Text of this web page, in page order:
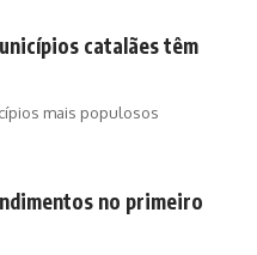
catalães têm
mais populosos
no primeiro